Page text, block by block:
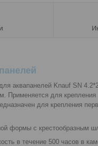
аквапанелей Knauf SN
Применяется для
для крепления
формы с крестообразным
в течение 500 часов в